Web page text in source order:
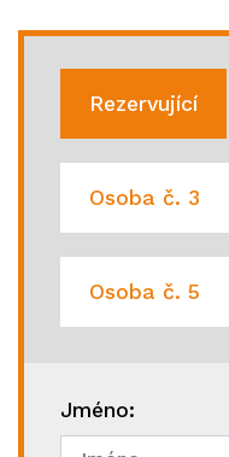
Rezervující
Osoba č. 3
Osoba č. 5
Jméno: